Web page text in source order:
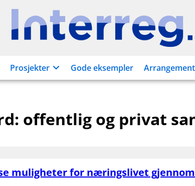
Interreg.no
Prosjekter Gode eksempler Arrangement
offentlig og privat
muligheter for næringslivet